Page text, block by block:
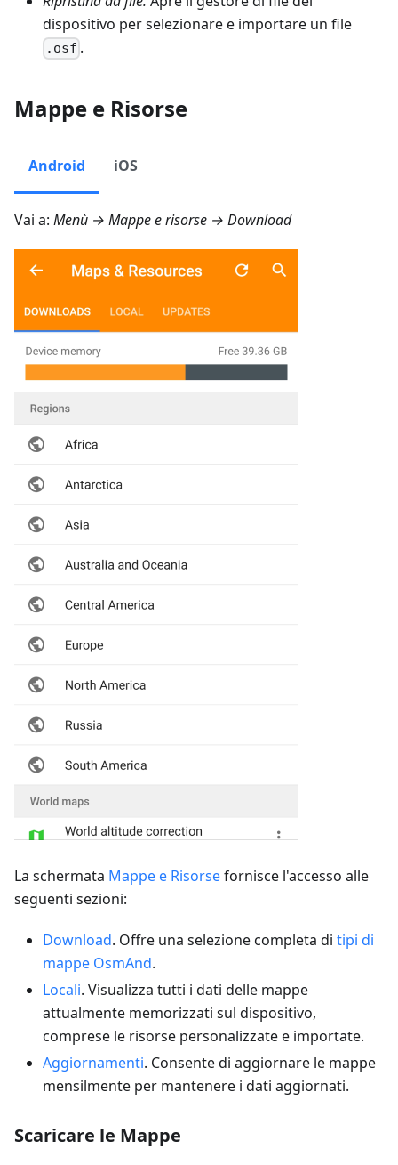
dispositivo per selezionare e importare un file
.osf .
Mappe e Risorse
Android iOS
Vai a: Menù → Mappe e risorse → Download
La schermata Mappe e Risorsefornisce l'accesso alle
seguenti sezioni:
Download. Offre una selezione completa di tipi di
mappe OsmAnd.
Locali. Visualizza tutti i dati delle mappe
attualmente memorizzati sul dispositivo,
comprese le risorse personalizzate e importate.
Aggiornamenti. Consente di aggiornare le mappe
mensilmente per mantenere i dati aggiornati.
Scaricare le Mappe